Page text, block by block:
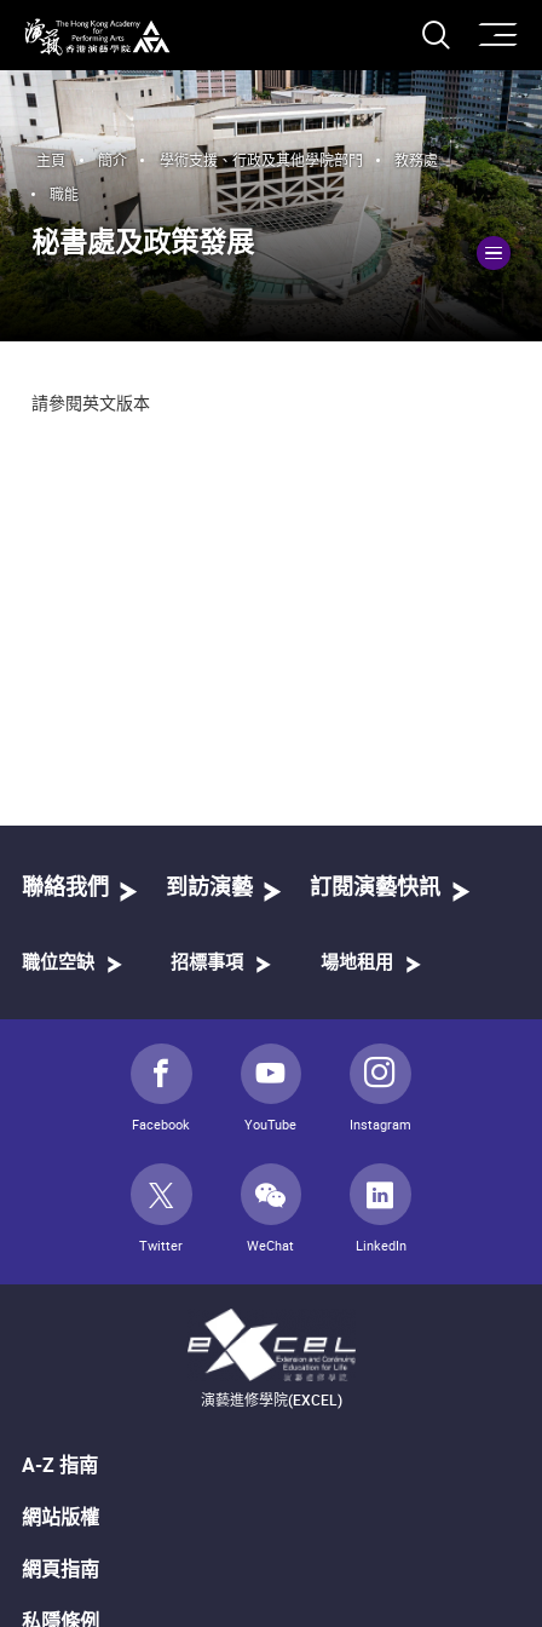
香港演藝學院
打開
主頁 簡介 學術支援、行政及其他學院部門
教務處
職能
秘書處及政策發展
請參閱英文版本
聯絡我們 到訪演藝 訂閱演藝快訊
職位空缺 招標事項 場地租用
Facebook YouTube Instagram
Twitter WeChat LinkedIn
演藝進修學院(EXCEL)
A-Z 指南
網站版權
網頁指南
私隱條例